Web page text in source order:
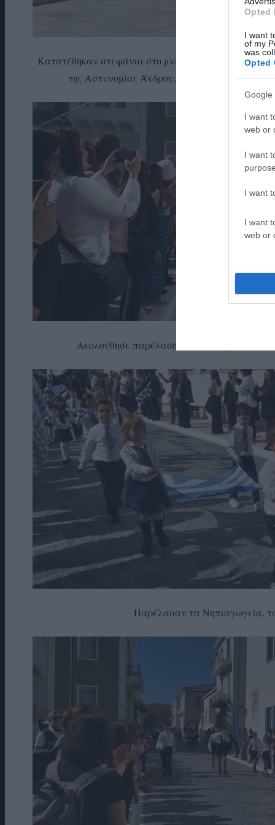
Opted
I want
of my
was
Opted
Google
I want
web or
I want
I want
I want
web or
Κατατέθηκαν στεφάνια στο μνημείο από τον δήμαρχο
της Αστυνομίας Άνδρου, τον Λιμενάρχη
Ακολούθησε παρέλαση υπό τους ήχους της
Παρέλασαν τα Νηπιαγωγεία,